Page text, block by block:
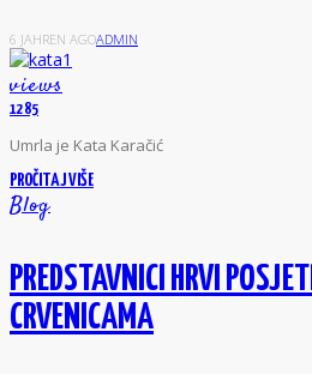
6 JAHREN AGOADMIN
views
1285
Umrla je Kata Karačić
PROČITAJ VIŠE
Blog
PREDSTAVNICI HRVI
CRVENICAMA